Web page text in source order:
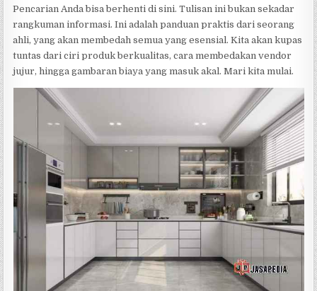
Pencarian Anda bisa berhenti di sini. Tulisan ini bukan sekadar
rangkuman informasi. Ini adalah panduan praktis dari seorang
ahli, yang akan membedah semua yang esensial. Kita akan kupas
tuntas dari ciri produk berkualitas, cara membedakan vendor
jujur, hingga gambaran biaya yang masuk akal. Mari kita mulai.